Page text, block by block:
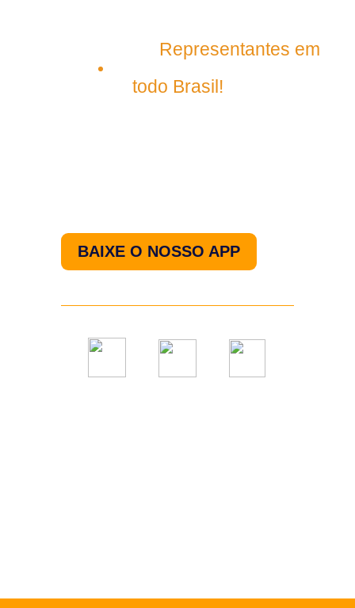
Representantes em
todo Brasil!
BAIXE O NOSSO APP